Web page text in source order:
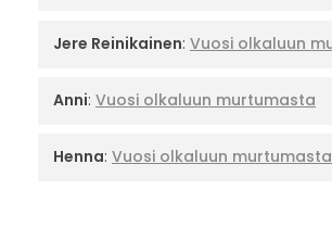
Jere Reinikainen: Vuosi olkaluun
Anni: Vuosi olkaluun murtumasta
Henna: Vuosi olkaluun murtumasta